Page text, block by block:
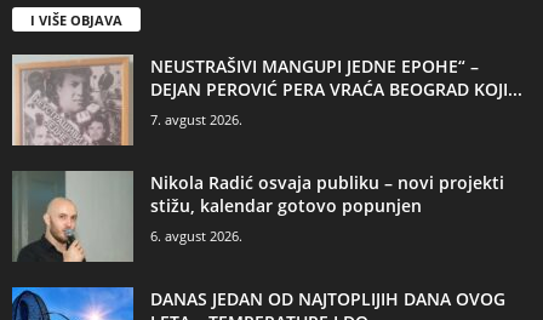
I VIŠE OBJAVA
NEUSTRAŠIVI MANGUPI JEDNE EPOHE“ –
DEJAN PEROVIĆ PERA VRAĆA BEOGRAD KOJI...
7. avgust 2026.
Nikola Radić osvaja publiku – novi projekti
stižu, kalendar gotovo popunjen
6. avgust 2026.
DANAS JEDAN OD NAJTOPLIJIH DANA OVOG